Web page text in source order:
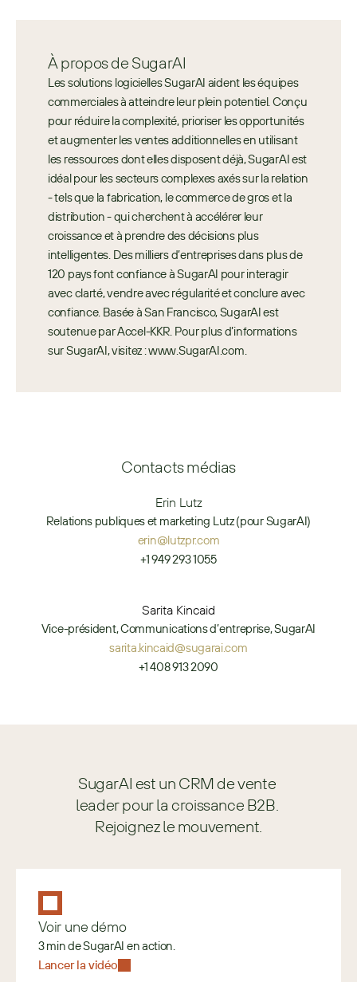
À propos de SugarAI
Les solutions logicielles SugarAI aident les équipes
commerciales à atteindre leur plein potentiel. Conçu
pour réduire la complexité, prioriser les opportunités
et augmenter les ventes additionnelles en utilisant
les ressources dont elles disposent déjà, SugarAI est
idéal pour les secteurs complexes axés sur la relation
- tels que la fabrication, le commerce de gros et la
distribution - qui cherchent à accélérer leur
croissance et à prendre des décisions plus
intelligentes. Des milliers d’entreprises dans plus de
120 pays font confiance à SugarAI pour interagir
avec clarté, vendre avec régularité et conclure avec
confiance. Basée à San Francisco, SugarAI est
soutenue par Accel-KKR. Pour plus d’informations
sur SugarAI, visitez : www.SugarAI.com.
Contacts médias
Erin Lutz
Relations publiques et marketing Lutz (pour SugarAI)
erin@lutzpr.com
+1 949 293 1055
Sarita Kincaid
Vice-président, Communications d’entreprise, SugarAI
sarita.kincaid@sugarai.com
+1 408 913 2090
SugarAI est un CRM de vente
leader pour la croissance B2B.
Rejoignez le mouvement.
Voir une démo
3 min de SugarAI en action.
Lancer la vidéo